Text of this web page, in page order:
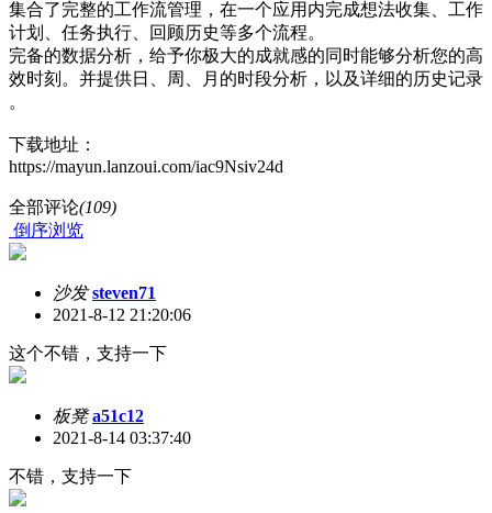
集合了完整的工作流管理，在一个应用内完成想法收集、工作
计划、任务执行、回顾历史等多个流程。
完备的数据分析，给予你极大的成就感的同时能够分析您的高
效时刻。并提供日、周、月的时段分析，以及详细的历史记录
。
下载地址：
https://mayun.lanzoui.com/iac9Nsiv24d
全部评论(109)
倒序浏览
沙发 steven71
2021-8-12 21:20:06
这个不错，支持一下
板凳 a51c12
2021-8-14 03:37:40
不错，支持一下